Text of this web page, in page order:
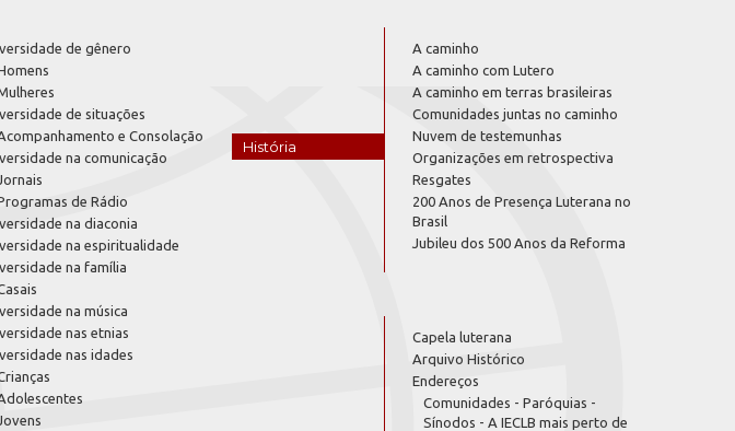
de gênero
de situações
e Consolação
na comunicação
Jornais
de Rádio
na diaconia
na espiritualidade
na família
na música
nas etnias
nas idades
Jovens
História
A caminho
A caminho com Lutero
A caminho em terras brasileiras
Comunidades juntas no caminho
Nuvem de testemunhas
Organizações em retrospectiva
Resgates
200 Anos de Presença Luterana no
Brasil
Jubileu dos 500 Anos da Reforma
Capela luterana
Arquivo Histórico
Endereços
Comunidades - Paróquias -
Sínodos - A IECLB mais perto de